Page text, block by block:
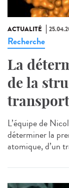
ACTUALITÉ
Recherche
La
de la
L’équipe de
déterminer la
atomique, d’un